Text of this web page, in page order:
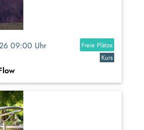
09:00 Uhr
Freie Plätze
Kurs